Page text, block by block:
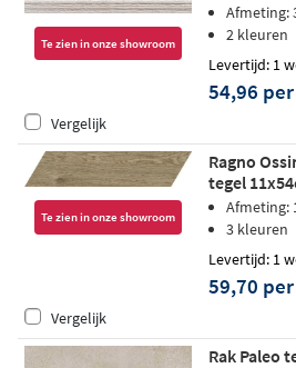
Te zien in onze showroom
Afmeting:
2 kleuren
Levertijd: 1
54,96
Vergelijk
Te zien in onze showroom
Ragno
tegel
Afmeting:
3 kleuren
Levertijd: 1
59,70
Vergelijk
Rak Paleo